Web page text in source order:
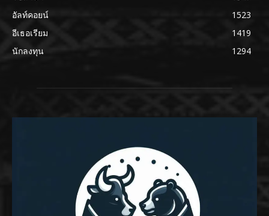
อัลท์คอยน์
1523
อีเธอเรียม
1419
นักลงทุน
1294